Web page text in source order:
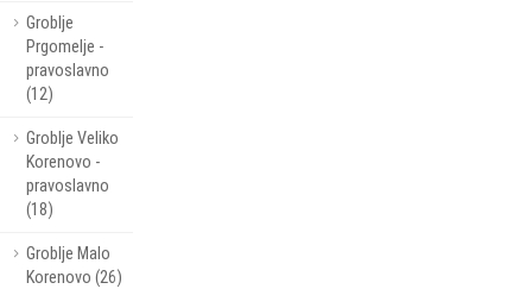
Groblje
Prgomelje -
pravoslavno
(12)
Groblje Veliko
Korenovo -
pravoslavno
(18)
Groblje Malo
Korenovo (26)